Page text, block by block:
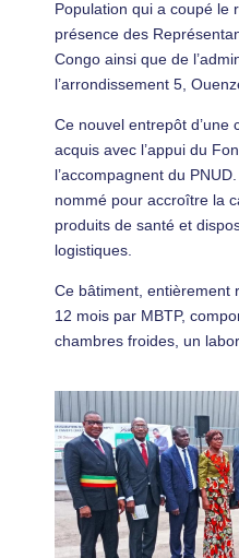
Population qui a coupé le
présence des
Congo ainsi que de
l’arrondissement 5,
Ce nouvel entrepôt d’une
acquis avec l’appui du
l’accompagnent du
nommé pour accroître la
produits de santé et
logistiques.
Ce bâtiment, entièrement
12 mois par MBTP,
chambres froides, un